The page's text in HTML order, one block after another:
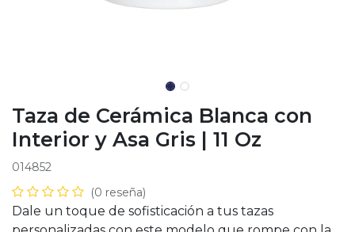
Taza de Cerámica Blanca con
Interior y Asa Gris | 11 Oz
014852
(0 reseña)
Dale un toque de sofisticación a tus tazas